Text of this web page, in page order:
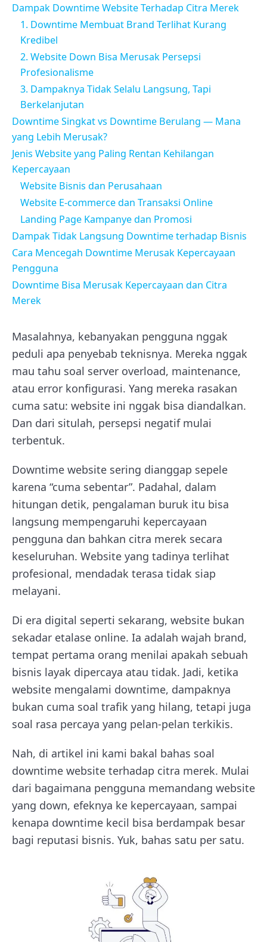
Dampak Downtime Website Terhadap Citra Merek
1. Downtime Membuat Brand Terlihat Kurang
Kredibel
2. Website Down Bisa Merusak Persepsi
Profesionalisme
3. Dampaknya Tidak Selalu Langsung, Tapi
Berkelanjutan
Downtime Singkat vs Downtime Berulang — Mana
yang Lebih Merusak?
Jenis Website yang Paling Rentan Kehilangan
Kepercayaan
Website Bisnis dan Perusahaan
Website E-commerce dan Transaksi Online
Landing Page Kampanye dan Promosi
Dampak Tidak Langsung Downtime terhadap Bisnis
Cara Mencegah Downtime Merusak Kepercayaan
Pengguna
Downtime Bisa Merusak Kepercayaan dan Citra
Merek
Masalahnya, kebanyakan pengguna nggak
peduli apa penyebab teknisnya. Mereka nggak
mau tahu soal server overload, maintenance,
atau error konfigurasi. Yang mereka rasakan
cuma satu: website ini nggak bisa diandalkan.
Dan dari situlah, persepsi negatif mulai
terbentuk.
Downtime website sering dianggap sepele
karena “cuma sebentar”. Padahal, dalam
hitungan detik, pengalaman buruk itu bisa
langsung mempengaruhi kepercayaan
pengguna dan bahkan citra merek secara
keseluruhan. Website yang tadinya terlihat
profesional, mendadak terasa tidak siap
melayani.
Di era digital seperti sekarang, website bukan
sekadar etalase online. Ia adalah wajah brand,
tempat pertama orang menilai apakah sebuah
bisnis layak dipercaya atau tidak. Jadi, ketika
website mengalami downtime, dampaknya
bukan cuma soal trafik yang hilang, tetapi juga
soal rasa percaya yang pelan-pelan terkikis.
Nah, di artikel ini kami bakal bahas soal
downtime website terhadap citra merek. Mulai
dari bagaimana pengguna memandang website
yang down, efeknya ke kepercayaan, sampai
kenapa downtime kecil bisa berdampak besar
bagi reputasi bisnis. Yuk, bahas satu per satu.